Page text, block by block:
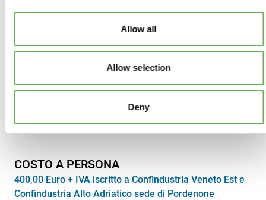
Allow all
Allow selection
Deny
SEDE
DURATA
INCONTRI
3
COSTO A PERSONA
400,00 Euro + IVA iscritto a Confindustria Veneto Est e
Confindustria Alto Adriatico sede di Pordenone